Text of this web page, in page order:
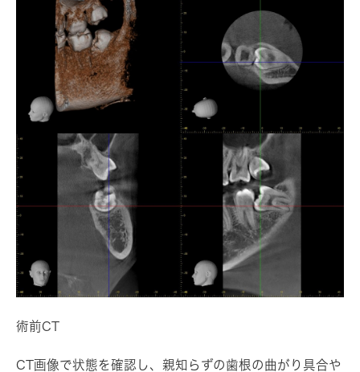
術前CT
CT画像で状態を確認し、親知らずの歯根の曲がり具合や